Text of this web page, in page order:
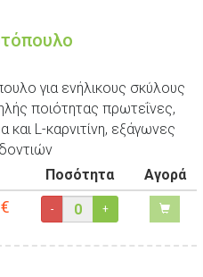
για ενήλικους σκύλους
ποιότητας πρωτεΐνες,
και L-καρνιτίνη, εξάγωνες
Ποσότητα
Αγορά
€ - +